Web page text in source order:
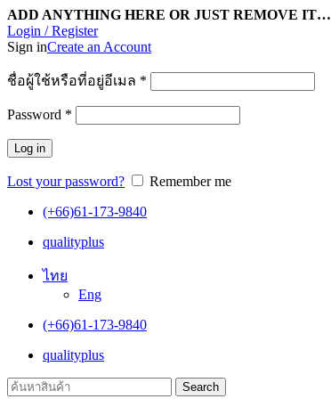
ADD ANYTHING HERE OR JUST REMOVE IT…
Login / Register
Sign inCreate an Account
ชื่อผู้ใช้หรือที่อยู่อีเมล *
Password *
Log in
Lost your password?
Remember me
(+66)61-173-9840
qualityplus
ไทย
Eng
(+66)61-173-9840
qualityplus
Search